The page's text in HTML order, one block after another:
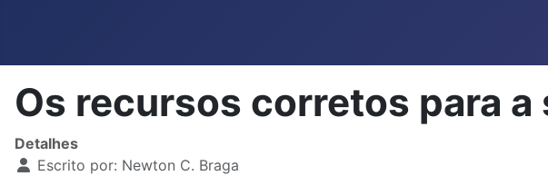
Os recursos corretos para
Detalhes
Escrito por: Newton C. Braga